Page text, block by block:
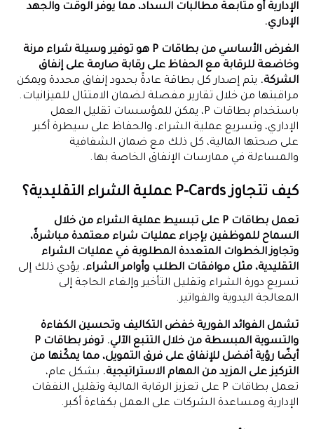
الإدارية أو متابعة مطالبات السداد، مما يوفر الوقت والجهد
الإداري.
الغرض الأساسي من بطاقات P هو توفير وسيلة شراء مرنة
وخاضعة للرقابة مع الحفاظ على رقابة صارمة على إنفاق
الشركة. يتم إصدار كل بطاقة عادةً بحدود إنفاق محددة ويمكن
مراقبتها من خلال تقارير مفصلة لضمان الامتثال للميزانيات.
باستخدام بطاقات P، يمكن للمؤسسات تقليل العمل
الإداري، وتسريع عملية الشراء، والحفاظ على سيطرة أكبر
على صحتها المالية، كل ذلك مع ضمان الشفافية
والمساءلة في ممارسات الإنفاق الخاصة بها.
كيف تتجاوز P-Cards عملية الشراء التقليدية؟
تعمل بطاقات P على تبسيط عملية الشراء من خلال
السماح للموظفين بإجراء عمليات شراء معتمدة مباشرةً،
وتجاوز الخطوات المتعددة المطلوبة في عمليات الشراء
التقليدية، مثل موافقات الطلب وأوامر الشراء. يؤدي ذلك إلى
تسريع دورة الشراء وتقليل التأخير وإلغاء الحاجة إلى
المعالجة اليدوية والفواتير.
تشمل الفوائد الفورية خفض التكاليف وتحسين الكفاءة
والتسوية المبسطة من خلال التتبع الآلي. توفر بطاقات P
أيضًا رؤية أفضل للإنفاق على فرق التمويل، مما يمكّنها من
التركيز على المزيد من المهام الاستراتيجية. بشكل عام،
تعمل بطاقات P على تعزيز الرقابة المالية وتقليل النفقات
الإدارية ومساعدة الشركات على العمل بكفاءة أكبر.